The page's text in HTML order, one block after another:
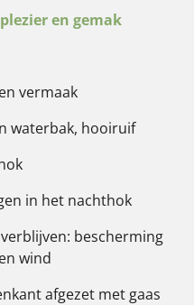
en gemak
vermaak
waterbak, hooiruif
in het nachthok
bescherming
wind
afgezet met gaas